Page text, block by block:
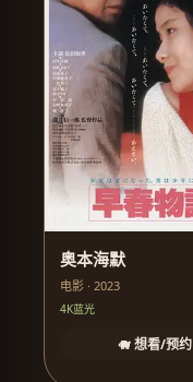
奥本海默
电影 · 2023
4K蓝光
🐗 想看/预约